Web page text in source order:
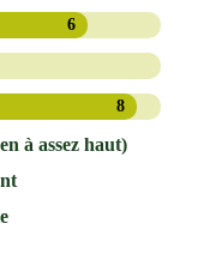
6
8
à assez haut)